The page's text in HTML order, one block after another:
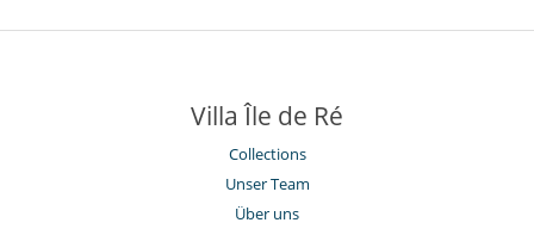
Villa Île de Ré
Collections
Unser Team
Über uns